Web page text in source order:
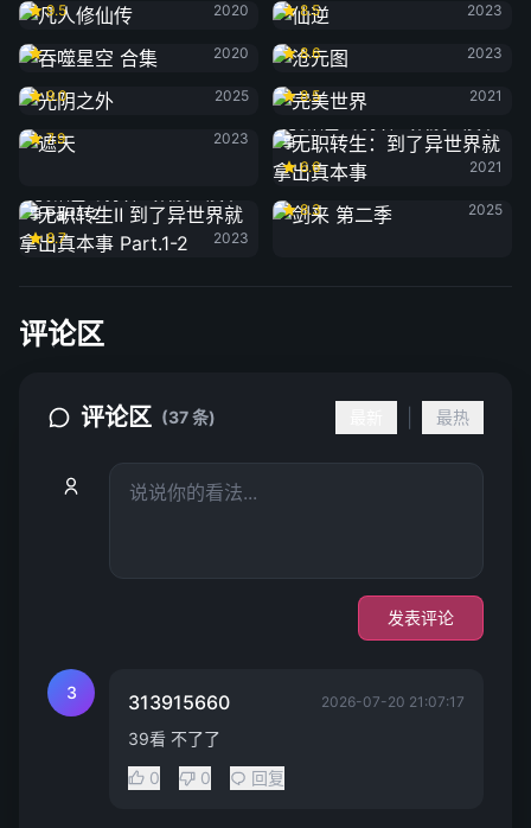
9.5
2020
8.5
2023
吞噬星空 合集
2020
沧元图
8.6
2023
光阴之外
9.0
2025
完美世界
8.5
2021
遮天
7.9
2023
事
6.6
2021
事 Part.1-2
8.7
2023
剑来 第二季
8.3
2025
评论区
评论区 (37 条) 最热
发表评论
3 313915660 2026-07-20 21:07:17
39看 不了了
0
0 回复